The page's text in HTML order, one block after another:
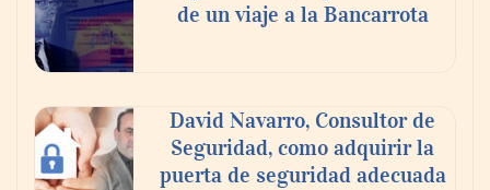
Toro Tapas inaugura su Raw Bar: una
experiencia desde mediodía hasta el
anochecer con cocina abierta
de un viaje a la Bancarrota
David Navarro, Consultor de
Seguridad, como adquirir la
puerta de seguridad adecuada